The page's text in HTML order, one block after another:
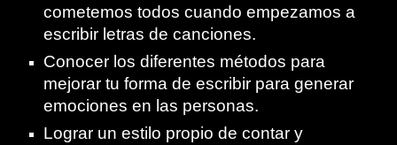
cometemos todos cuando empezamos a
escribir letras de canciones.
Conocer los diferentes métodos para
mejorar tu forma de escribir para generar
emociones en las personas.
Lograr un estilo propio de contar y